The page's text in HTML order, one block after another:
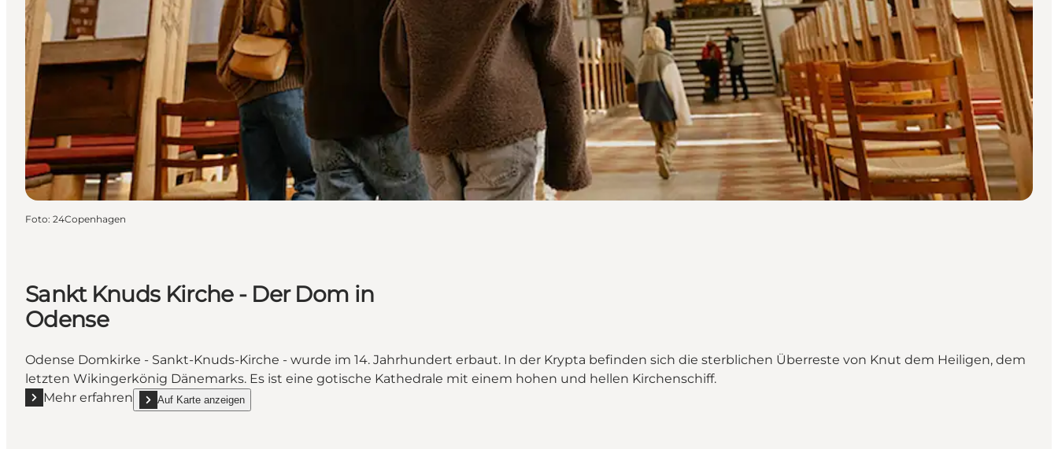
Foto: 24Copenhagen
Sankt Knuds Kirche - Der Dom in
Odense
Odense Domkirke - Sankt-Knuds-Kirche - wurde im 14. Jahrhundert erbaut. In der Krypta befinden sich die sterblichen Überreste von Knut dem Heiligen, dem
letzten Wikingerkönig Dänemarks. Es ist eine gotische Kathedrale mit einem hohen und hellen Kirchenschiff.
Mehr erfahren
Mehr erfahren "Sankt Knuds Kirche - Der Dom in Odense"
Auf Karte anzeigen
show Sankt Knuds Kirche - Der Dom in Odense on_map